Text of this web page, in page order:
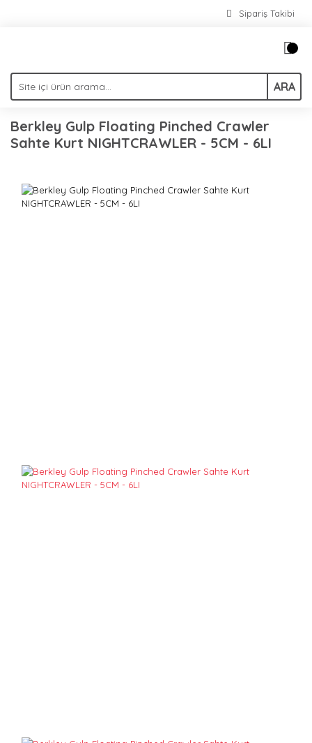
Sipariş Takibi
ARA
Berkley Gulp Floating Pinched Crawler
Sahte Kurt NIGHTCRAWLER - 5CM - 6LI